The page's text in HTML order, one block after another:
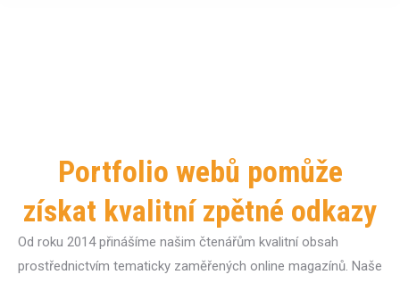
Portfolio webů pomůže
získat kvalitní zpětné odkazy
Od roku 2014 přinášíme našim čtenářům kvalitní obsah
prostřednictvím tematicky zaměřených online magazínů. Naše